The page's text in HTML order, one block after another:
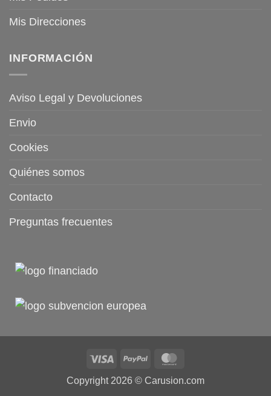
Mis Direcciones
INFORMACIÓN
Aviso Legal y Devoluciones
Envio
Cookies
Quiénes somos
Contacto
Preguntas frecuentes
Visa PayPal
Copyright 2026 © Carusion.com